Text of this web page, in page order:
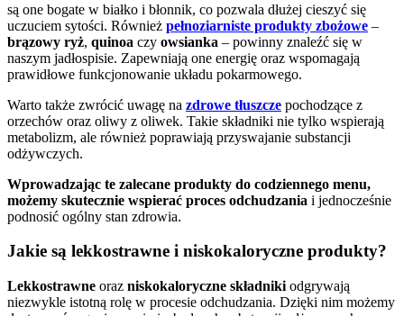
są one bogate w białko i błonnik, co pozwala dłużej cieszyć się
uczuciem sytości. Również pełnoziarniste produkty zbożowe –
brązowy ryż, quinoa czy owsianka – powinny znaleźć się w
naszym jadłospisie. Zapewniają one energię oraz wspomagają
prawidłowe funkcjonowanie układu pokarmowego.
Warto także zwrócić uwagę na zdrowe tłuszcze pochodzące z
orzechów oraz oliwy z oliwek. Takie składniki nie tylko wspierają
metabolizm, ale również poprawiają przyswajanie substancji
odżywczych.
Wprowadzając te zalecane produkty do codziennego menu,
możemy skutecznie wspierać proces odchudzania i jednocześnie
podnosić ogólny stan zdrowia.
Jakie są lekkostrawne i niskokaloryczne produkty?
Lekkostrawne oraz niskokaloryczne składniki odgrywają
niezwykle istotną rolę w procesie odchudzania. Dzięki nim możemy